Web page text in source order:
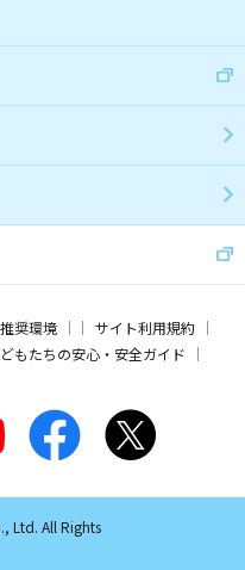
推奨環境
サイト利用規約
もたちの安心・安全ガイド
Ltd. All Rights